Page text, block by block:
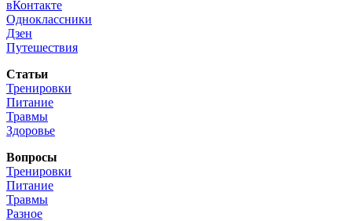
вКонтакте
Одноклассники
Дзен
Путешествия
Статьи
Тренировки
Питание
Травмы
Здоровье
Вопросы
Тренировки
Питание
Травмы
Разное